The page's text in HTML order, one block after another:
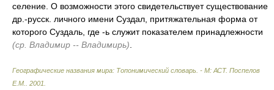
селение. О возможности этого свидетельствует существование
др.-русск. личного имени Суздал, притяжательная форма от
которого Суздаль, где -ь служит показателем принадлежности
(ср. Владимир -- Владимирь)
Географические названия мира: Топонимический словарь. - М: АСТ. Поспелов
Е.М.
2001